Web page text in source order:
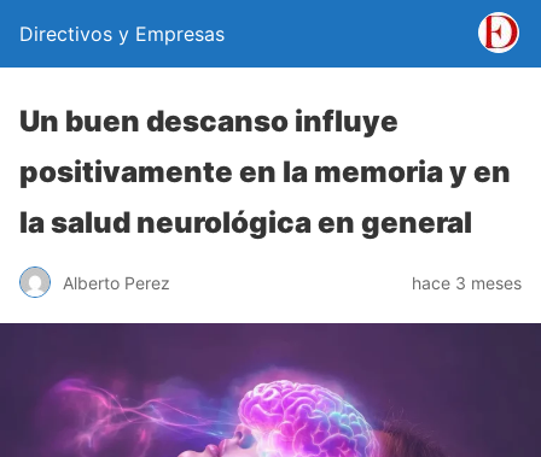
Directivos y Empresas
Un buen descanso influye
positivamente en la memoria y en
la salud neurológica en general
Alberto Perez hace 3 meses